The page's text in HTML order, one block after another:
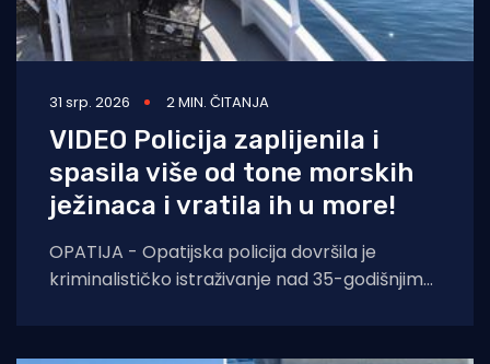
31 srp. 2026 2 MIN. ČITANJA
VIDEO Policija zaplijenila i
spasila više od tone morskih
ježinaca i vratila ih u more!
OPATIJA - Opatijska policija dovršila je
kriminalističko istraživanje nad 35-godišnjim